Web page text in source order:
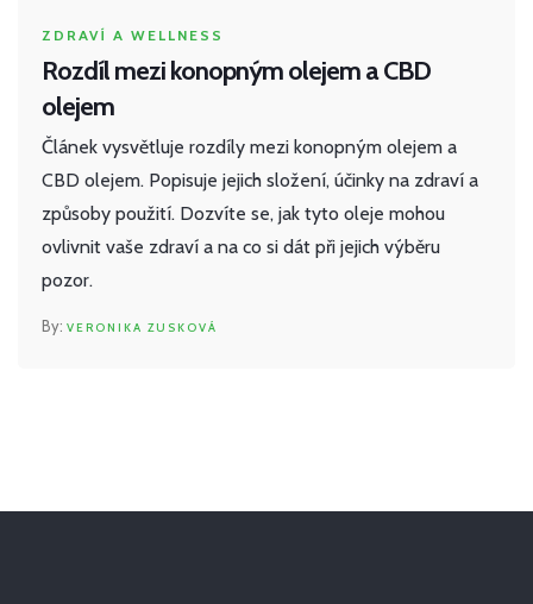
ZDRAVÍ A WELLNESS
Rozdíl mezi konopným olejem a CBD
olejem
Článek vysvětluje rozdíly mezi konopným olejem a
CBD olejem. Popisuje jejich složení, účinky na zdraví a
způsoby použití. Dozvíte se, jak tyto oleje mohou
ovlivnit vaše zdraví a na co si dát při jejich výběru
pozor.
VERONIKA ZUSKOVÁ